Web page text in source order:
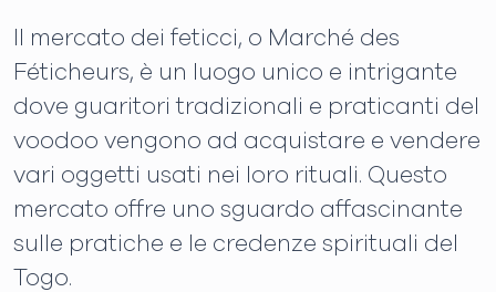
Il mercato dei feticci, o Marché des
Féticheurs, è un luogo unico e intrigante
dove guaritori tradizionali e praticanti del
voodoo vengono ad acquistare e vendere
vari oggetti usati nei loro rituali. Questo
mercato offre uno sguardo affascinante
sulle pratiche e le credenze spirituali del
Togo.